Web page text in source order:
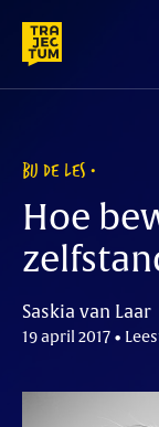
content
BIJ DE LES
Hoe
Saskia van Laar
19 april 2017 •